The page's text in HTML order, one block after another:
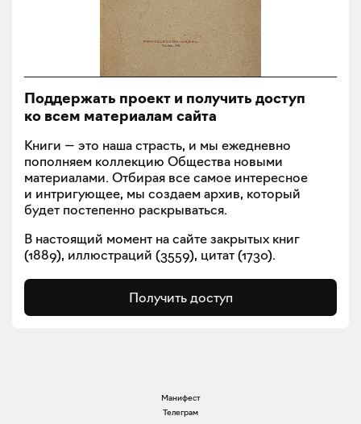
Поддержать проект и получить доступ
ко всем материалам сайта
Книги — это наша страсть, и мы ежедневно
пополняем коллекцию Общества новыми
материалами. Отбирая все самое интересное
и интригующее, мы создаем архив, который
будет постепенно раскрываться.
В настоящий момент на сайте закрытых книг
(1889), иллюстраций (3559), цитат (1730).
Получить доступ
Манифест
Телеграм